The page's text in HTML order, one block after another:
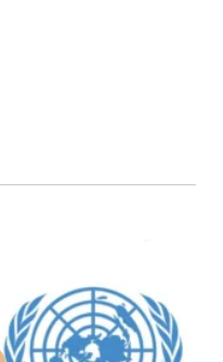
आपत्ति
या विश्वास की आज़ादी के लिए सीमाएं